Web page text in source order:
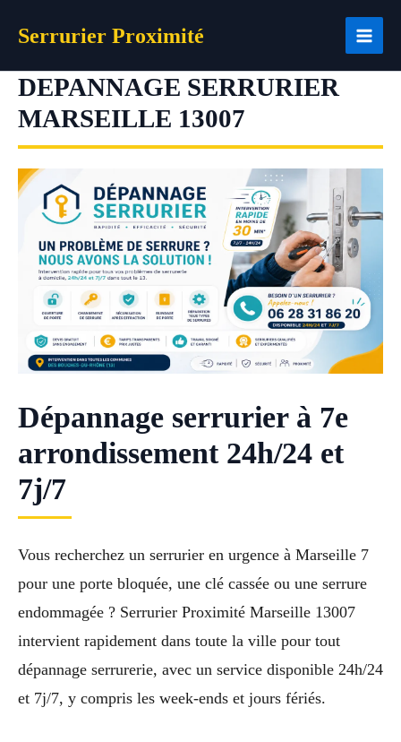
Serrurier Proximité
DEPANNAGE SERRURIER
MARSEILLE 13007
Dépannage serrurier à 7e
arrondissement 24h/24 et
7j/7
Vous recherchez un serrurier en urgence à Marseille 7
pour une porte bloquée, une clé cassée ou une serrure
endommagée ? Serrurier Proximité Marseille 13007
intervient rapidement dans toute la ville pour tout
dépannage serrurerie, avec un service disponible 24h/24
et 7j/7, y compris les week-ends et jours fériés.